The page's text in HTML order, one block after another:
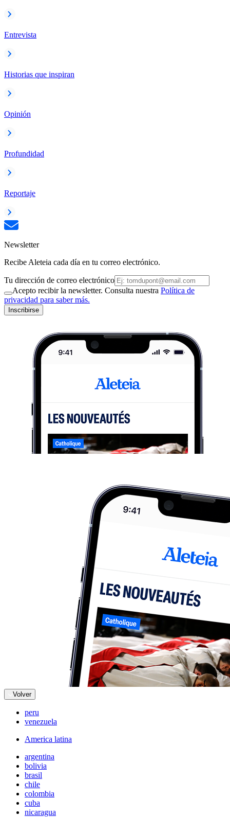
Entrevista
Historias que inspiran
Opinión
Profundidad
Reportaje
Newsletter
Recibe Aleteia cada día en tu correo electrónico.
Tu dirección de correo electrónico
Acepto recibir la newsletter. Consulta nuestra Política de
privacidad para saber más.
Inscribirse
Volver
peru
venezuela
America latina
argentina
bolivia
brasil
chile
colombia
cuba
nicaragua